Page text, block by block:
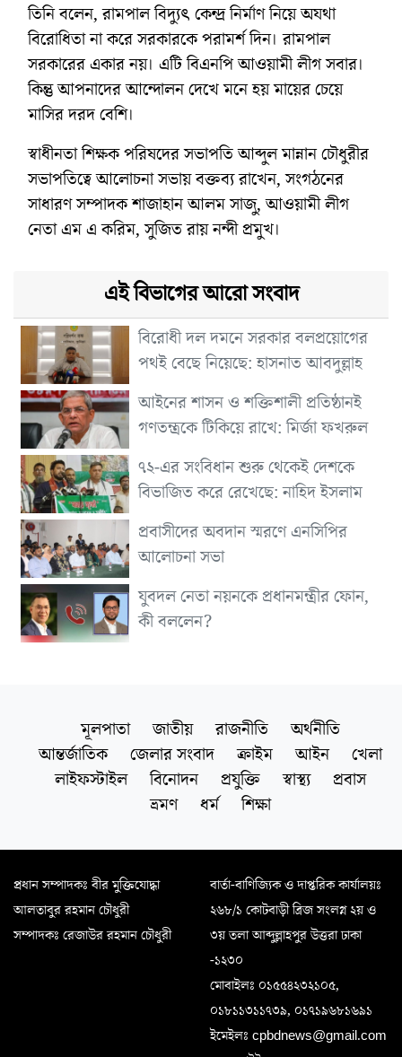
তিনি বলেন, রামপাল বিদ্যুৎ কেন্দ্র নির্মাণ নিয়ে অযথা
বিরোধিতা না করে সরকারকে পরামর্শ দিন। রামপাল
সরকারের একার নয়। এটি বিএনপি আওয়ামী লীগ সবার।
কিন্তু আপনাদের আন্দোলন দেখে মনে হয় মায়ের চেয়ে
মাসির দরদ বেশি।
স্বাধীনতা শিক্ষক পরিষদের সভাপতি আব্দুল মান্নান চৌধুরীর
সভাপতিত্বে আলোচনা সভায় বক্তব্য রাখেন, সংগঠনের
সাধারণ সম্পাদক শাজাহান আলম সাজু, আওয়ামী লীগ
নেতা এম এ করিম, সুজিত রায় নন্দী প্রমুখ।
এই বিভাগের আরো সংবাদ
বিরোধী দল দমনে সরকার বলপ্রয়োগের
পথই বেছে নিয়েছে: হাসনাত আবদুল্লাহ
আইনের শাসন ও শক্তিশালী প্রতিষ্ঠানই
গণতন্ত্রকে টিকিয়ে রাখে: মির্জা ফখরুল
৭২-এর সংবিধান শুরু থেকেই দেশকে
বিভাজিত করে রেখেছে: নাহিদ ইসলাম
প্রবাসীদের অবদান স্মরণে এনসিপির
আলোচনা সভা
যুবদল নেতা নয়নকে প্রধানমন্ত্রীর ফোন,
কী বললেন?
মূলপাতা জাতীয় রাজনীতি
অর্থনীতি
আন্তর্জাতিক
জেলার সংবাদ ক্রাইম আইন
খেলা
লাইফস্টাইল
বিনোদন প্রযুক্তি স্বাস্থ্য
প্রবাস
ভ্রমণ
ধর্ম শিক্ষা
প্রধান সম্পাদকঃ বীর মুক্তিযোদ্ধা
আলতাবুর রহমান চৌধুরী
সম্পাদকঃ রেজাউর রহমান চৌধুরী
বার্তা-বাণিজ্যিক ও দাপ্তরিক কার্যালয়ঃ
২৬৮/১ কোটবাড়ী ব্রিজ সংলগ্ন ২য় ও
৩য় তলা আব্দুল্লাহপুর উত্তরা ঢাকা
-১২৩০
মোবাইলঃ ০১৫৫৪২৩২১০৫,
০১৮১১৩১১৭৩৯, ০১৭১৯৬৮১৬৯১
ইমেইলঃ cpbdnews@gmail.com